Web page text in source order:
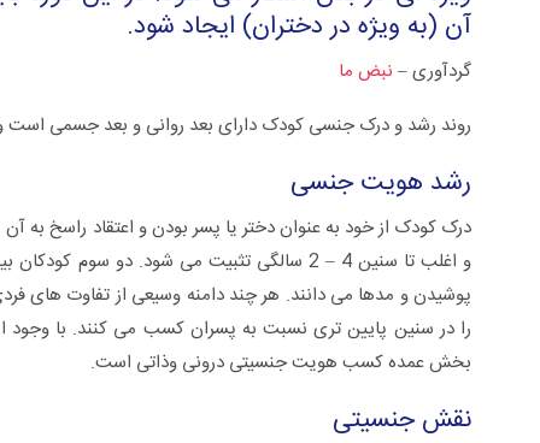
آن (به ویژه در دختران) ایجاد شود.
گردآوری – نبض ما
روند رشد و درک جنسی کودک دارای بعد روانی و بعد جسمی است و
رشد هویت جنسی
پوشیدن و مدها می دانند. هر چند دامنه وسیعی از تفاوت های
را در سنین پایین تری نسبت به پسران کسب می کنند. با وجود
بخش عمده کسب هویت جنسیتی درونی وذاتی است.
نقش جنسیتی